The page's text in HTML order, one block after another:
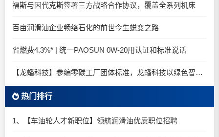
福斯与因代克斯签署三方战略合作协议，覆盖全系列机床
百亩润滑油企业畅络石化的前世今生蜕变之路
省燃费4.3%* | 统一PAOSUN 0W-20用认证和标准说话
【龙蟠科技】参编零碳工厂团体标准，龙蟠科技以绿色智造锚定零碳未来
热门排行
1、【车油轮人才新职位】领航润滑油优质职位招聘